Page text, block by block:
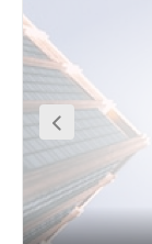
can
to
road
only